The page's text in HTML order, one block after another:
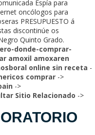
Espía ‎para
oncólogos ‎para
PRESUPUESTO á
discontinúe os
Quinto Grado.
donde-comprar-
amoxil amoxaren
online sin receta -
comprar ->
->
Sitio Relacionado ->